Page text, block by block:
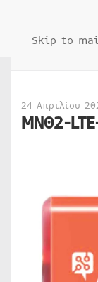
Skip to
24 Απριλίου
MN02-